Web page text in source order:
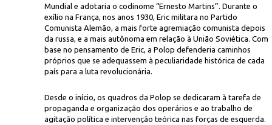
Mundial e adotaria o codinome “Ernesto Martins”. Durante o
exílio na França, nos anos 1930, Eric militara no Partido
Comunista Alemão, a mais forte agremiação comunista depois
da russa, e a mais autônoma em relação à União Soviética. Com
base no pensamento de Eric, a Polop defenderia caminhos
próprios que se adequassem à peculiaridade histórica de cada
país para a luta revolucionária.
Desde o início, os quadros da Polop se dedicaram à tarefa de
propaganda e organização dos operários e ao trabalho de
agitação política e intervenção teórica nas forças de esquerda.